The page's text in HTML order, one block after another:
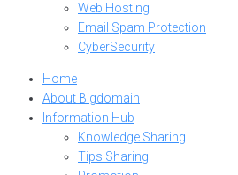
Web Hosting
Email Spam Protection
CyberSecurity
Home
About Bigdomain
Information Hub
Knowledge Sharing
Tips Sharing